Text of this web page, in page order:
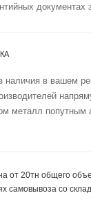
документах
наличия в вашем
металл попутным
от 20тн общего
самовывоза со